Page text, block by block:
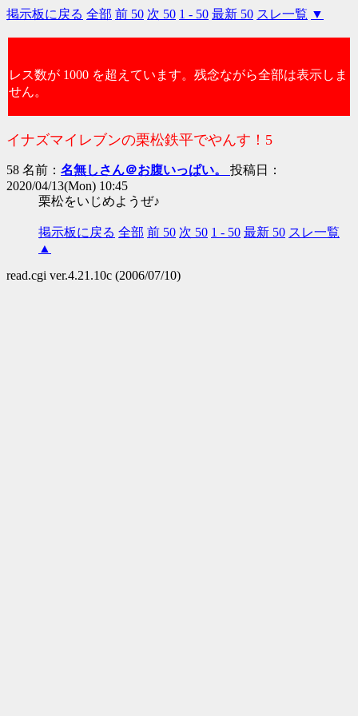
掲示板に戻る 全部 前 50 次 50 1 - 50 最新 50 スレ一覧 ▼
レス数が 1000 を超えています。残念ながら全部は表示しま
せん。
イナズマイレブンの栗松鉄平でやんす！5
58 名前： 名無しさん＠お腹いっぱい。 投稿日：
2020/04/13(Mon) 10:45
栗松をいじめようぜ♪
掲示板に戻る 全部 前 50 次 50 1 - 50 最新 50 スレ一覧
▲
read.cgi ver.4.21.10c (2006/07/10)